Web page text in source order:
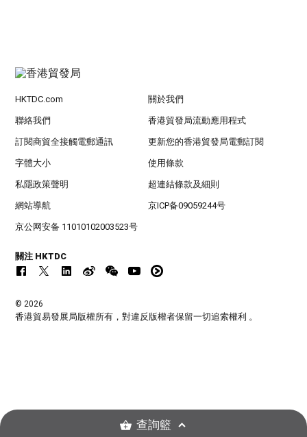
HKTDC.com 關於我們
聯絡我們 香港貿發局流動應用程式
訂閱商貿全接觸電郵通訊 更新您的香港貿發局電郵訂閱
字體大小 使用條款
私隱政策聲明 超連結條款及細則
網站導航 京ICP备09059244号
京公网安备 11010102003523号
關注 HKTDC
© 2026
香港貿易發展局版權所有，對違反版權者保留一切追索權利 。
查詢籃